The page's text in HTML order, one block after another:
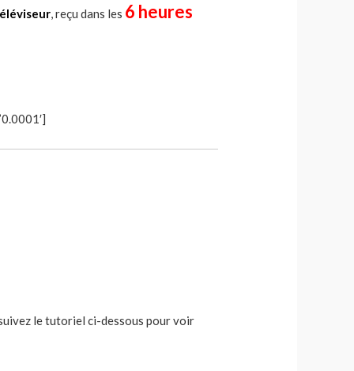
, reçu dans les 6 heures
le tutoriel ci-dessous pour voir